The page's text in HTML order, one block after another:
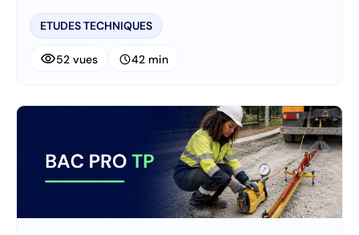
ETUDES TECHNIQUES
visibility52 vues schedule42 min